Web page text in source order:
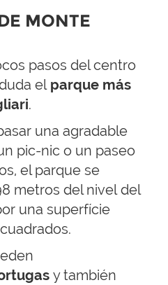
MONTE
pasos del centro
el parque más
.
una agradable
pic-nic o un paseo
el parque se
metros del nivel del
una superfície
y también